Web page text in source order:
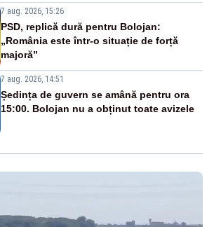
7 aug. 2026, 15:26
PSD, replică dură pentru Bolojan:
„România este într-o situație de forță
majoră”
7 aug. 2026, 14:51
Ședința de guvern se amână pentru ora
15:00. Bolojan nu a obținut toate avizele